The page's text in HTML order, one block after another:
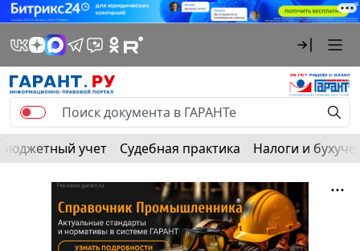
Бюджетный учет Судебная практика Налоги и